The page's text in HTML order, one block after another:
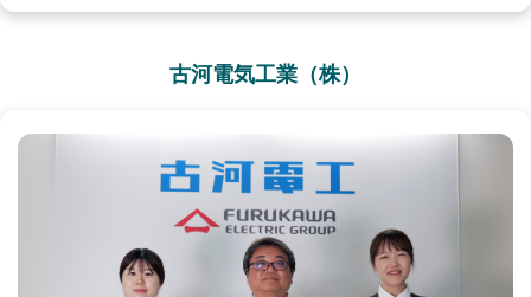
古河電気工業（株）